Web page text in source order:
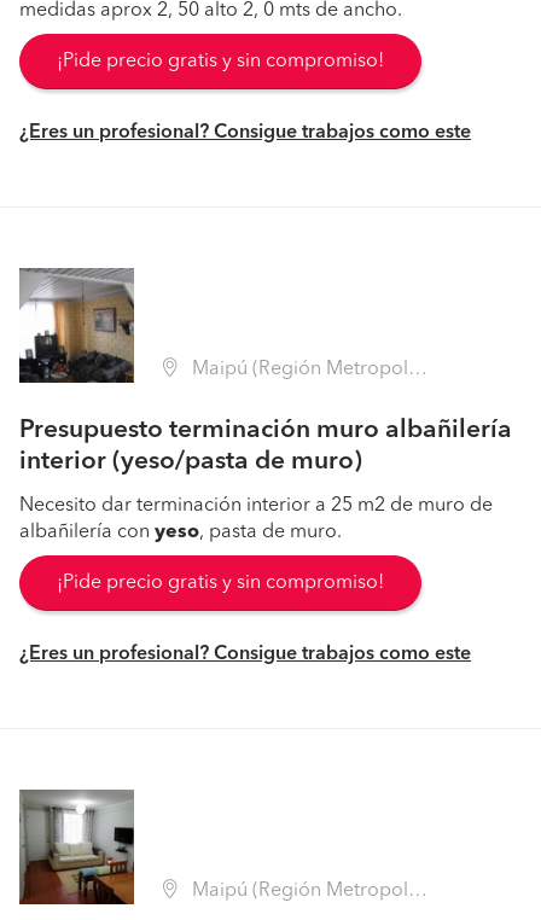
medidas aprox 2, 50 alto 2, 0 mts de ancho.
¡Pide precio gratis y sin compromiso!
¿Eres un profesional? Consigue trabajos como este
Maipú (Región Metropolitana - Santiago)
Presupuesto terminación muro albañilería
interior (yeso/pasta de muro)
Necesito dar terminación interior a 25 m2 de muro de
albañilería con yeso, pasta de muro.
¡Pide precio gratis y sin compromiso!
¿Eres un profesional? Consigue trabajos como este
Maipú (Región Metropolitana - Santiago)